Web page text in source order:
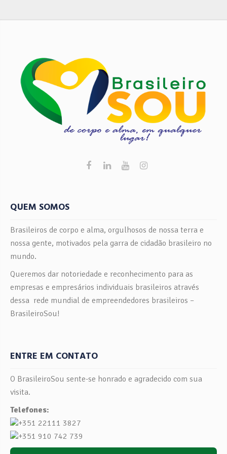
QUEM SOMOS
Brasileiros de corpo e alma, orgulhosos de nossa terra e
nossa gente, motivados pela garra de cidadão brasileiro no
mundo.
Queremos dar notoriedade e reconhecimento para as
empresas e empresários individuais brasileiros através
dessa rede mundial de empreendedores brasileiros –
BrasileiroSou!
ENTRE EM CONTATO
O BrasileiroSou sente-se honrado e agradecido com sua
visita.
Telefones:
+351 22111 3827
+351 910 742 739